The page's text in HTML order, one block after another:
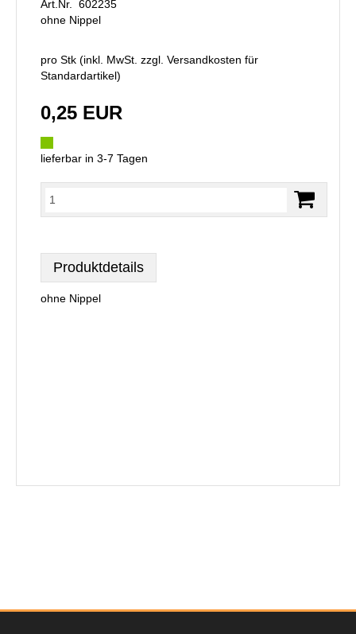
Art.Nr. 602235
ohne Nippel
pro Stk (inkl. MwSt. zzgl. Versandkosten für
Standardartikel)
0,25 EUR
lieferbar in 3-7 Tagen
Produktdetails
ohne Nippel